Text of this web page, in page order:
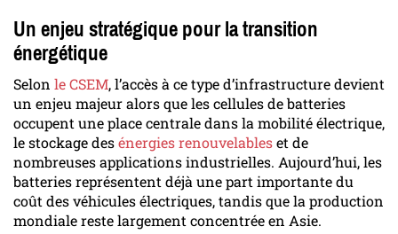
Un enjeu stratégique pour la transition
énergétique
Selon le CSEM, l’accès à ce type d’infrastructure devient
un enjeu majeur alors que les cellules de batteries
occupent une place centrale dans la mobilité électrique,
le stockage desénergies renouvelableset de
nombreuses applications industrielles. Aujourd’hui, les
batteries représentent déjà une part importante du
coût des véhicules électriques, tandis que la production
mondiale reste largement concentrée en Asie.